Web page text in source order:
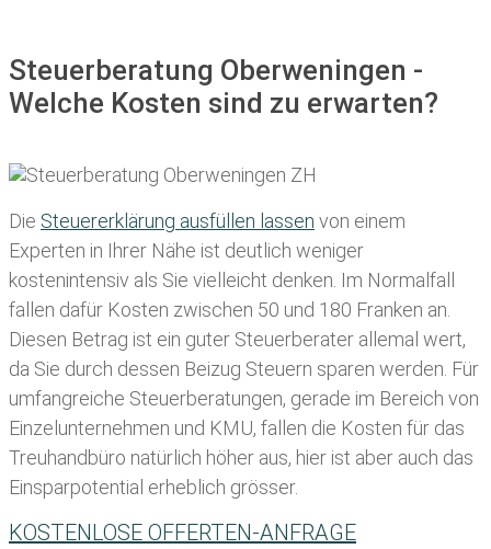
Steuerberatung Oberweningen -
Welche Kosten sind zu erwarten?
Die Steuererklärung ausfüllen lassen von einem
Experten in Ihrer Nähe ist deutlich weniger
kostenintensiv als Sie vielleicht denken. Im Normalfall
fallen dafür Kosten zwischen 50 und 180 Franken an.
Diesen Betrag ist ein guter Steuerberater allemal wert,
da Sie durch dessen Beizug Steuern sparen werden. Für
umfangreiche Steuerberatungen, gerade im Bereich von
Einzelunternehmen und KMU, fallen die Kosten für das
Treuhandbüro natürlich höher aus, hier ist aber auch das
Einsparpotential erheblich grösser.
KOSTENLOSE OFFERTEN-ANFRAGE